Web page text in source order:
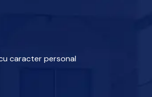
caracter personal